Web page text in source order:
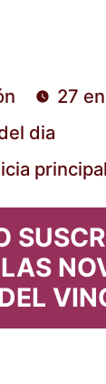
27
dia
principal